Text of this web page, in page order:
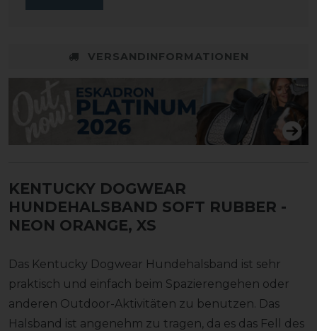
VERSANDINFORMATIONEN
KENTUCKY DOGWEAR
HUNDEHALSBAND SOFT RUBBER -
NEON ORANGE, XS
Das Kentucky Dogwear Hundehalsband ist sehr
praktisch und einfach beim Spazierengehen oder
anderen Outdoor-Aktivitäten zu benutzen. Das
Halsband ist angenehm zu tragen, da es das Fell des